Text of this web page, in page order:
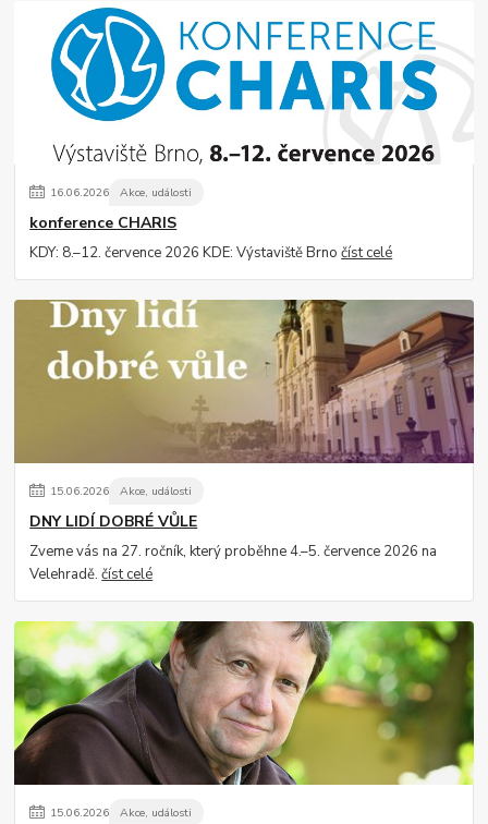
16.06.2026 Akce, události
konference CHARIS
KDY: 8.–12. července 2026 KDE: Výstaviště Brnočíst celé
15.06.2026 Akce, události
DNY LIDÍ DOBRÉ VŮLE
Zveme vás na 27. ročník, který proběhne 4.–5. července 2026 na
Velehradě.číst celé
15.06.2026 Akce, události